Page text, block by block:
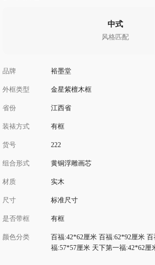
中式
风格匹配
品牌 裕墨堂
外框类型 金星紫檀木框
省份 江西省
装裱方式 有框
货号 222
组合形式 黄铜浮雕画芯
材质 实木
尺寸 标准尺寸
是否带框 有框
颜色分类
百福:42*62厘米 百福:62*92厘米 百
福:57*57厘米 天下第一福:42*62厘